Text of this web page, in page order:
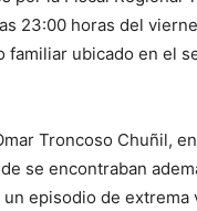
23:00 horas del
ubicado en el
Troncoso Chuñil,
se encontraban
episodio de